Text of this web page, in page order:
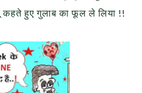
हुए गुलाब का फूल ले लिया !!